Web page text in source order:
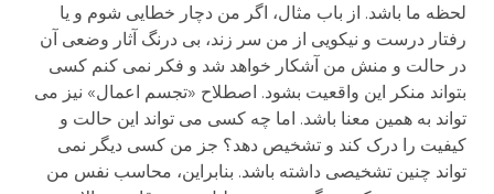
لحظه ما باشد. از باب مثال، اگر من دچار خطایی شوم و یا
رفتار درست و نیکویی از من سر زند، بی درنگ آثار وضعی آن
در حالت و منش من آشکار خواهد شد و فکر نمی کنم کسی
بتواند منکر این واقعیت بشود. اصطلاح «تجسم اعمال» نیز می
تواند به همین معنا باشد. اما چه کسی می تواند این حالت و
کیفیت را درک کند و تشخیص دهد؟ جز من کسی دیگر نمی
تواند چنین تشخیصی داشته باشد. بنابراین، محاسب نفس من